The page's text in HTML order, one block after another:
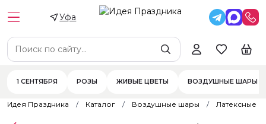
Уфа
1 СЕНТЯБРЯ РОЗЫ ЖИВЫЕ ЦВЕТЫ ВОЗДУШНЫЕ ШАРЫ
Идея Праздника Каталог Воздушные шары Латексные